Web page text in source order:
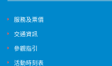
服務及票價
交通資訊
參觀指引
活動時刻表